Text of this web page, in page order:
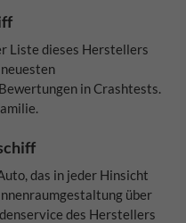
Liste dieses Herstellers
in Crashtests.
das in jeder Hinsicht
über
des Herstellers